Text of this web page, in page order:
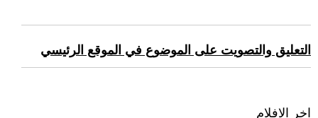
التعليق والتصويت على الموضوع في الموقع الرئيسي
اخر الافلام